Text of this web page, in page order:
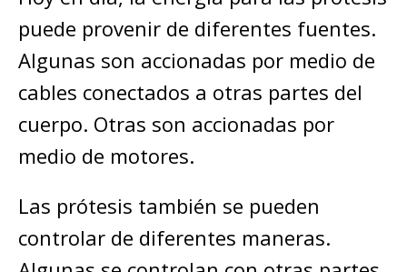
puede provenir de diferentes fuentes.
Algunas son accionadas por medio de
cables conectados a otras partes del
cuerpo. Otras son accionadas por
medio de motores.
Las prótesis también se pueden
controlar de diferentes maneras.